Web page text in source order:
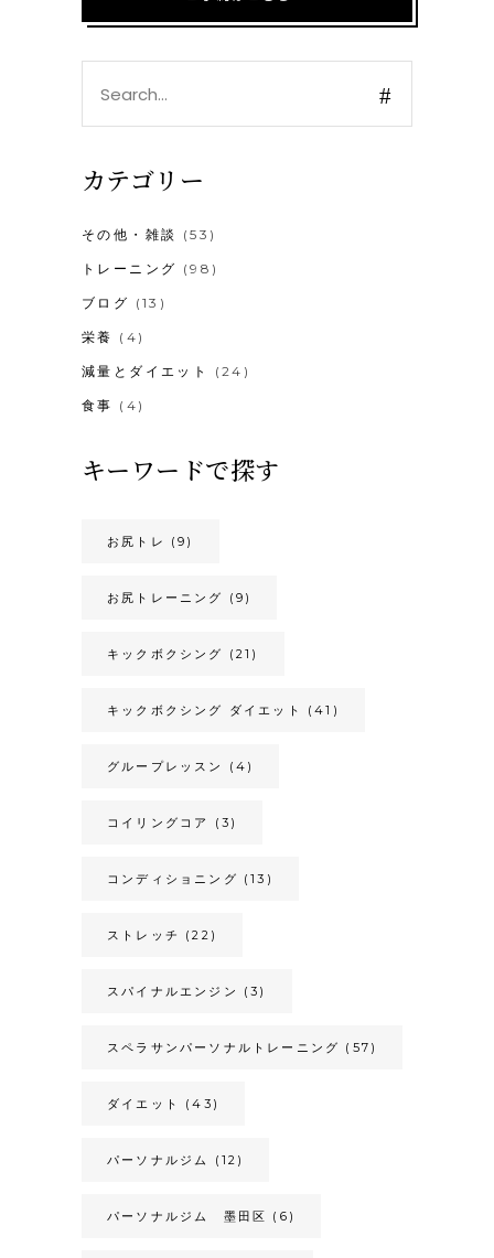
for:
カテゴリー
その他・雑談 (53)
トレーニング (98)
ブログ (13)
栄養 (4)
減量とダイエット (24)
食事 (4)
キーワードで探す
お尻トレ (9)
お尻トレーニング (9)
キックボクシング (21)
キックボクシング ダイエット (41)
グループレッスン (4)
コイリングコア (3)
コンディショニング (13)
ストレッチ (22)
スパイナルエンジン (3)
スペラサンパーソナルトレーニング (57)
ダイエット (43)
パーソナルジム (12)
パーソナルジム 墨田区 (6)